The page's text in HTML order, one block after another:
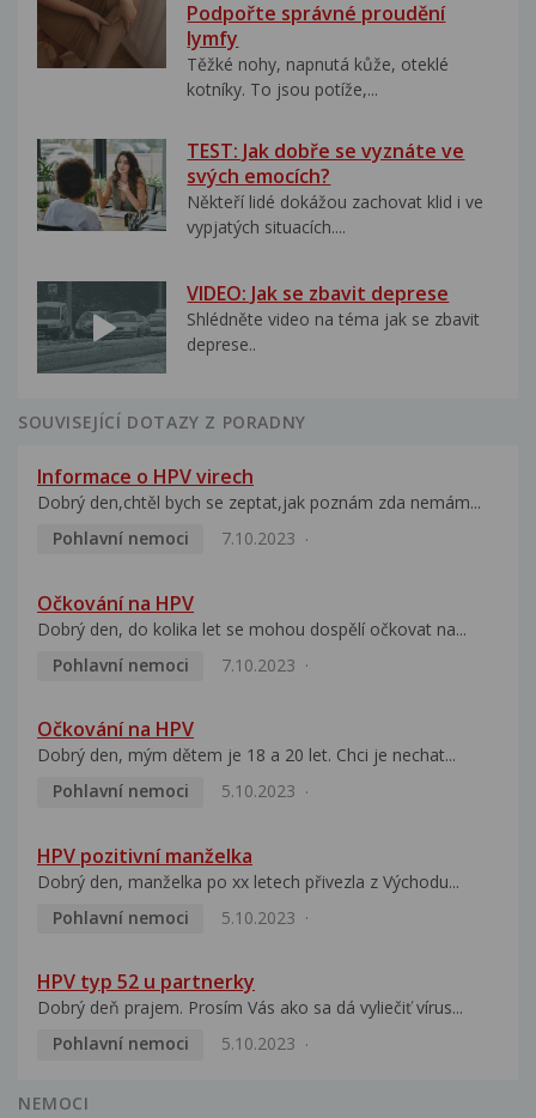
Podpořte správné proudění
lymfy
Těžké nohy, napnutá kůže, oteklé
kotníky. To jsou potíže,...
TEST: Jak dobře se vyznáte ve
svých emocích?
Někteří lidé dokážou zachovat klid i ve
vypjatých situacích....
VIDEO: Jak se zbavit deprese
Shlédněte video na téma jak se zbavit
deprese..
SOUVISEJÍCÍ DOTAZY Z PORADNY
Informace o HPV virech
Dobrý den,chtěl bych se zeptat,jak poznám zda nemám...
Pohlavní nemoci
7.10.2023
Očkování na HPV
Dobrý den, do kolika let se mohou dospělí očkovat na...
Pohlavní nemoci
7.10.2023
Očkování na HPV
Dobrý den, mým dětem je 18 a 20 let. Chci je nechat...
Pohlavní nemoci
5.10.2023
HPV pozitivní manželka
Dobrý den, manželka po xx letech přivezla z Východu...
Pohlavní nemoci
5.10.2023
HPV typ 52 u partnerky
Dobrý deň prajem. Prosím Vás ako sa dá vyliečiť vírus...
Pohlavní nemoci
5.10.2023
NEMOCI